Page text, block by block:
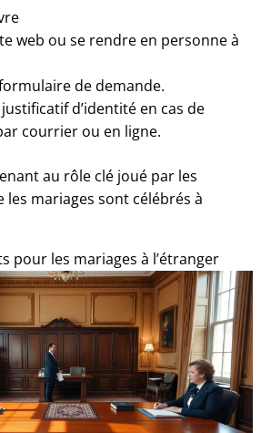
web ou se rendre en personne à
de demande.
d’identité en cas de
courrier ou en ligne.
au rôle clé joué par les
les mariages sont célébrés à
pour les mariages à l’étranger